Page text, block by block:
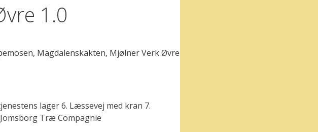
1.0
Magdalenskakten, Mjølner Verk Øvre
lager 6. Læssevej med kran 7.
Træ Compagnie